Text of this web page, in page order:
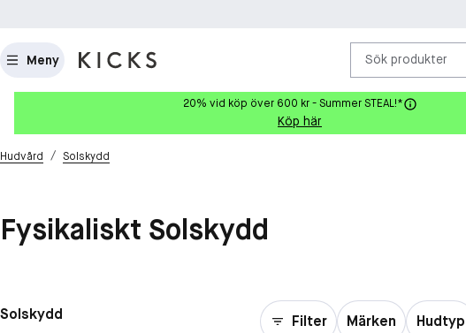
Meny Sök produkter
20% vid köp över 600 kr - Summer STEAL!*
Köp här
Hudvård / Solskydd
Fysikaliskt Solskydd
Solskydd Filter Märken Hudtyp